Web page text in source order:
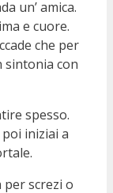
un’ amica.
e cuore.
che per
sintonia con
spesso.
poi iniziai a
screzi o